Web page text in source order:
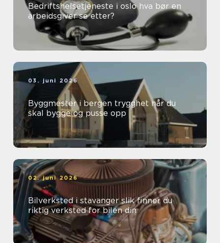
Bedriftshelsetjeneste i oslo hva bør en
arbeidsgiver se etter?
03. juni 2026
Byggmester i bergen trygghet når du
skal bygge og pusse opp
02. juni 2026
Bilverksted i stavanger slik finner du
riktig verksted for bilen din